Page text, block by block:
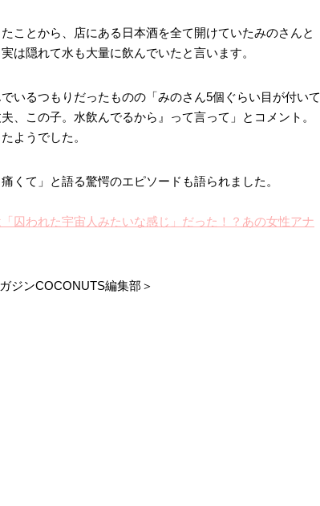
ことから、店にある日本酒を全て開けていたみのさんと
は隠れて水も大量に飲んでいたと言います。
いるつもりだったものの「みのさん5個ぐらい目が付いて
、この子。水飲んでるから』って言って」とコメント。
ようでした。
くて」と語る驚愕のエピソードも語られました。
囚われた宇宙人みたいな感じ」だった！？あの女性アナ
ジンCOCONUTS編集部＞